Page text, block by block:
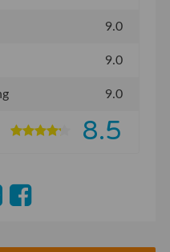
9.0
9.0
9.0
8.5